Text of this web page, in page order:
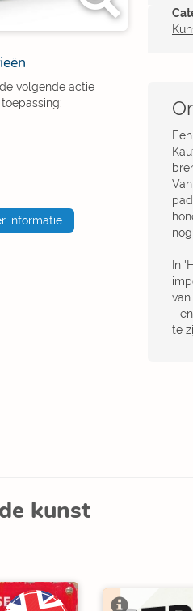
volgende actie
informatie
In
-
te
kunst